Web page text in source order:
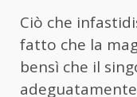
Ciò che
fatto che la
bensì che il